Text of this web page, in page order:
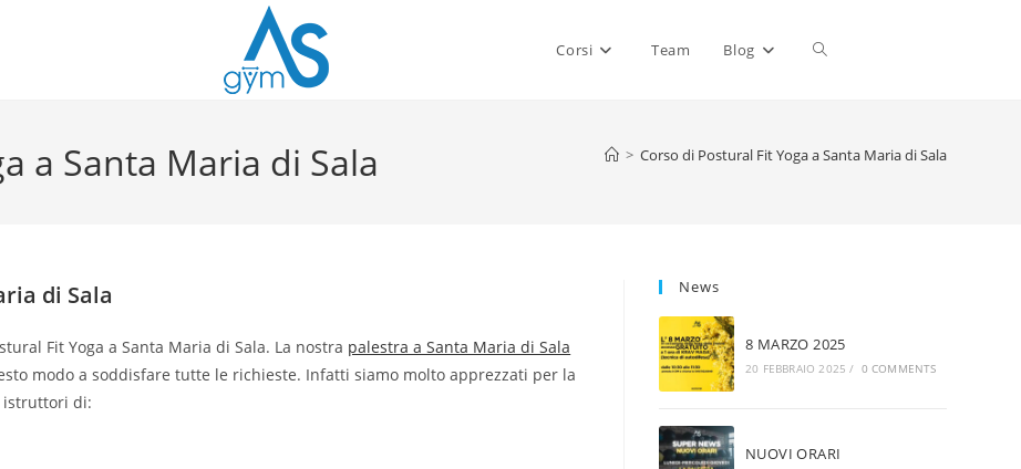
Corsi Team Blog Attiva/disattiva
la
sul
sito
a Santa Maria di Sala > Corso di Postural Fit Yoga a Santa Maria di Sala
di Sala
Fit Yoga a Santa Maria di Sala. La nostra palestra a Santa Maria di Sala
modo a soddisfare tutte le richieste. Infatti siamo molto apprezzati per la
istruttori di:
News
8 MARZO 2025
20 FEBBRAIO 2025 / 0 COMMENTS
NUOVI ORARI